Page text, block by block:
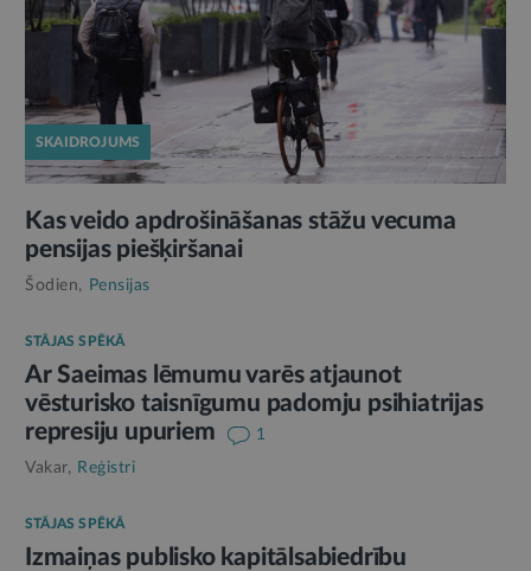
SKAIDROJUMS
Kas veido apdrošināšanas stāžu vecuma
pensijas piešķiršanai
Šodien, Pensijas
STĀJAS SPĒKĀ
Ar Saeimas lēmumu varēs atjaunot
vēsturisko taisnīgumu padomju psihiatrijas
represiju upuriem
1
Vakar, Reģistri
STĀJAS SPĒKĀ
Izmaiņas publisko kapitālsabiedrību